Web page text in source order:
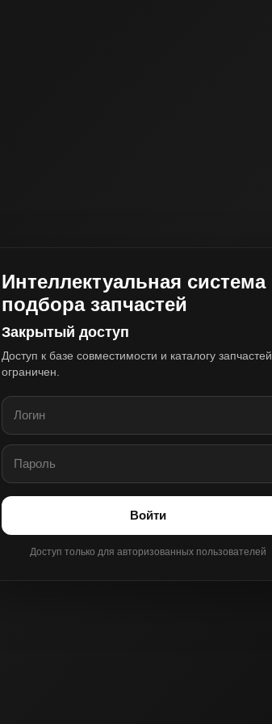
Интеллектуальная система
подбора запчастей
Закрытый доступ
Доступ к базе совместимости и каталогу запчастей
ограничен.
Войти
Доступ только для авторизованных пользователей